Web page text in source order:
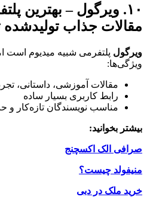
۱۰. ویرگول – بهترین
مقالات جذاب
ویرگول پلتفرمی شبیه میدیوم است
ویژگی‌ها:
مقالات آموزشی، داستانی،
رابط کاربری بسیار ساده
مناسب نویسندگان تازه‌کار و
بیشتر بخوانید:
صرافی الک اکسچنج
منیفولد چیست؟
خرید ملک در دبی